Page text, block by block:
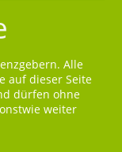
Alle
auf dieser Seite
dürfen ohne
weiter